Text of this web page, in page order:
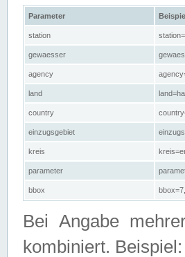
Parameter
station
gewaesser
agency
land
country
einzugsgebiet
kreis
parameter
bbox
Bei Angabe
kombiniert. Beispiel: